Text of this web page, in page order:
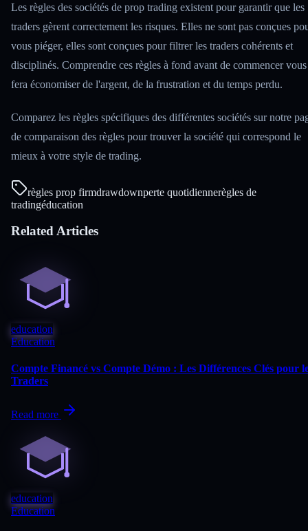
Les règles des sociétés de prop trading existent pour garantir que les
traders gèrent correctement les risques. Elles ne sont pas conçues
vous piéger, elles sont conçues pour filtrer les traders cohérents et
disciplinés. Comprendre ces règles à fond avant de commencer vous
fera économiser de l'argent, de la frustration et du temps perdu.
Comparez les règles spécifiques des différentes sociétés sur notre
de comparaison des règles pour trouver la société qui correspond le
mieux à votre style de trading.
règles prop firmdrawdownperte quotidiennerègles de
tradingéducation
Related Articles
education
Education
Compte Financé vs Compte Démo : Les Différences Clés pour
Traders
Read more
education
Education